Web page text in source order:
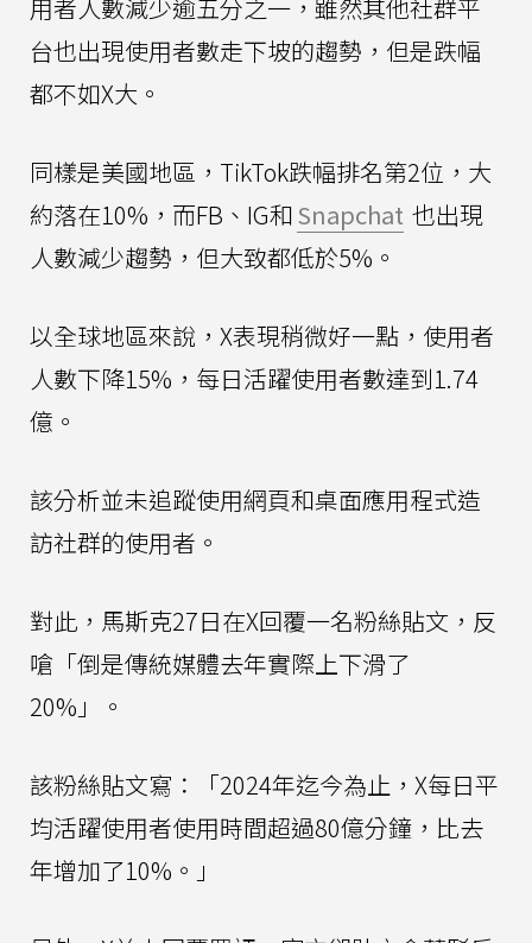
用者人數減少逾五分之一，雖然其他社群平
台也出現使用者數走下坡的趨勢，但是跌幅
都不如X大。
同樣是美國地區，TikTok跌幅排名第2位，大
約落在10%，而FB、IG和Snapchat 也出現
人數減少趨勢，但大致都低於5%。
以全球地區來說，X表現稍微好一點，使用者
人數下降15%，每日活躍使用者數達到1.74
億。
該分析並未追蹤使用網頁和桌面應用程式造
訪社群的使用者。
對此，馬斯克27日在X回覆一名粉絲貼文，反
嗆「倒是傳統媒體去年實際上下滑了
20%」。
該粉絲貼文寫：「2024年迄今為止，X每日平
均活躍使用者使用時間超過80億分鐘，比去
年增加了10%。」